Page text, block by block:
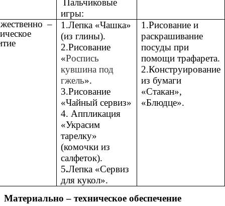
Пальчиковые
игры:
–
1.Лепка «Чашка»
(из глины).
2.Рисование
«Роспись
кувшина под
гжель».
3.Рисование
«Чайный сервиз»
4. Аппликация
«Украсим
тарелку»
(комочки из
салфеток).
5.Лепка «Сервиз
для кукол».
1.Рисование и
раскрашивание
посуды при
помощи трафарета.
2.Конструирование
из бумаги
«Стакан»,
«Блюдце».
Материально – техническое обеспечение